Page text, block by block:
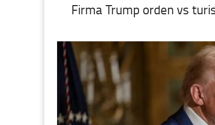
Firma Trump orden vs